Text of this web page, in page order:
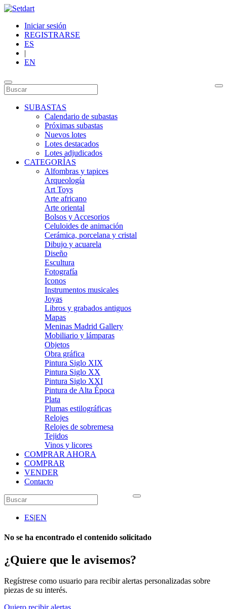
Iniciar sesión
REGISTRARSE
ES
|
EN
SUBASTAS
Calendario de subastas
Próximas subastas
Nuevos lotes
Lotes destacados
Lotes adjudicados
CATEGORÍAS
Alfombras y tapices
Arqueología
Art Toys
Arte africano
Arte oriental
Bolsos y Accesorios
Celuloides de animación
Cerámica, porcelana y cristal
Dibujo y acuarela
Diseño
Escultura
Fotografía
Iconos
Instrumentos musicales
Joyas
Libros y grabados antiguos
Mapas
Meninas Madrid Gallery
Mobiliario y lámparas
Objetos
Obra gráfica
Pintura Siglo XIX
Pintura Siglo XX
Pintura Siglo XXI
Pintura de Alta Época
Plata
Plumas estilográficas
Relojes
Relojes de sobremesa
Tejidos
Vinos y licores
COMPRAR AHORA
COMPRAR
VENDER
Contacto
ES|EN
No se ha encontrado el contenido solicitado
¿Quiere que le avisemos?
Regístrese como usuario para recibir alertas personalizadas sobre
piezas de su interés.